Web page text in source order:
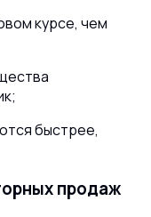
курсе, чем
быстрее,
продаж